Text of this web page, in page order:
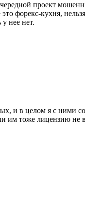
проект
форекс-кухня,
у нее нет.
и в целом я с ними
тоже лицензию не